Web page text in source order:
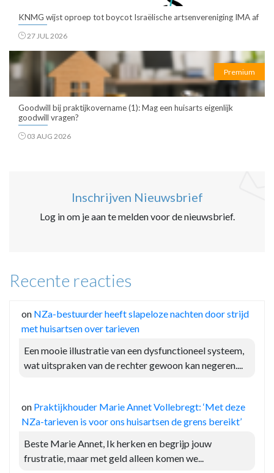
KNMG wijst oproep tot boycot Israëlische artsenvereniging IMA af
27 JUL 2026
Premium
Goodwill bij praktijkovername (1): Mag een huisarts eigenlijk
goodwill vragen?
03 AUG 2026
Inschrijven Nieuwsbrief
Log in om je aan te melden voor de nieuwsbrief.
Recente reacties
on NZa-bestuurder heeft slapeloze nachten door strijd
met huisartsen over tarieven
Een mooie illustratie van een dysfunctioneel systeem,
wat uitspraken van de rechter gewoon kan negeren....
on Praktijkhouder Marie Annet Vollebregt: ‘Met deze
NZa-tarieven is voor ons huisartsen de grens bereikt’
Beste Marie Annet, Ik herken en begrijp jouw
frustratie, maar met geld alleen komen we...